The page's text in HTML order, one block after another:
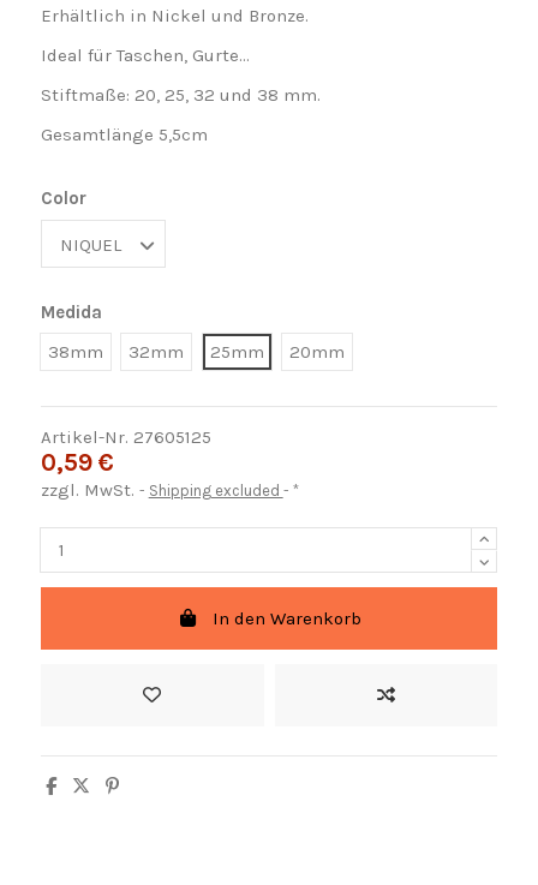
Erhältlich in Nickel und Bronze.
Ideal für Taschen, Gurte...
Stiftmaße: 20, 25, 32 und 38 mm.
Gesamtlänge 5,5cm
Color
Medida
38mm
32mm 25mm 20mm
Artikel-Nr. 27605125
0,59 €
zzgl. MwSt. Shipping excluded *
In den Warenkorb